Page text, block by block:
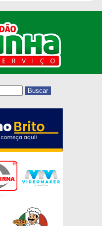
Buscar